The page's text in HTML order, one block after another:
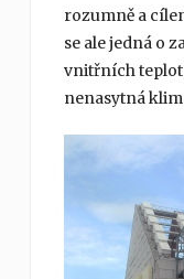
rozumně a
se ale jedná o
vnitřních teplot
nenasytná